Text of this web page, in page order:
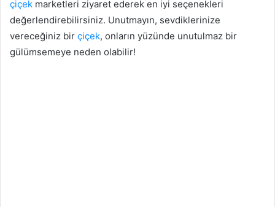
çiçek marketleri ziyaret ederek en iyi seçenekleri
değerlendirebilirsiniz. Unutmayın, sevdiklerinize
vereceğiniz bir çiçek, onların yüzünde unutulmaz bir
gülümsemeye neden olabilir!